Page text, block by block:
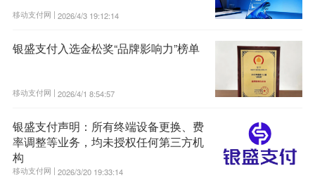
移动支付网 | 2026/4/3 19:12:14
银盛支付入选金松奖“品牌影响力”榜单
移动支付网 | 2026/4/1 8:54:57
银盛支付声明：所有终端设备更换、费
率调整等业务，均未授权任何第三方机
构
移动支付网 | 2026/3/20 19:33:14